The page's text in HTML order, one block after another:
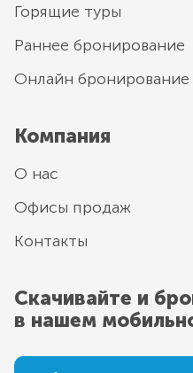
Горящие туры
Раннее бронирование
Онлайн бронирование
Компания
О нас
Офисы продаж
Контакты
Скачивайте и
в нашем